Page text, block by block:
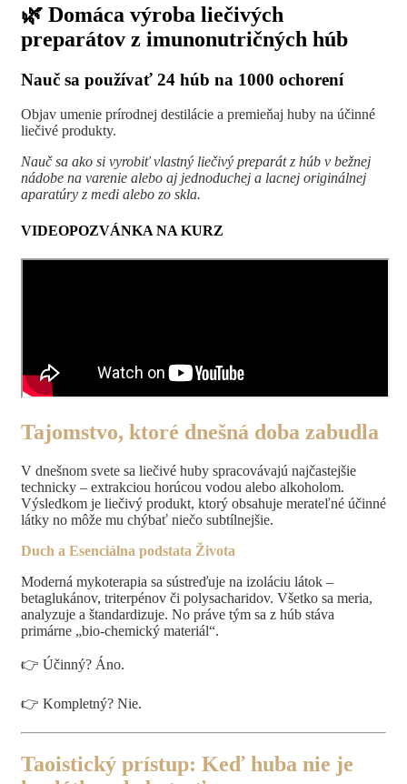
🌿 Domáca výroba liečivých
preparátov z imunonutričných húb
Nauč sa používať 24 húb na 1000 ochorení
Objav umenie prírodnej destilácie a premieňaj huby na účinné
liečivé produkty.
Nauč sa ako si vyrobiť vlastný liečivý preparát z húb v bežnej
nádobe na varenie alebo aj jednoduchej a lacnej originálnej
aparatúry z medi alebo zo skla.
VIDEOPOZVÁNKA NA KURZ
Tajomstvo, ktoré dnešná doba zabudla
V dnešnom svete sa liečivé huby spracovávajú najčastejšie
technicky – extrakciou horúcou vodou alebo alkoholom.
Výsledkom je liečivý produkt, ktorý obsahuje merateľné účinné
látky no môže mu chýbať niečo subtílnejšie.
Duch a Esenciálna podstata Života
Moderná mykoterapia sa sústreďuje na izoláciu látok –
betaglukánov, triterpénov či polysacharidov. Všetko sa meria,
analyzuje a štandardizuje. No práve tým sa z húb stáva
primárne „bio-chemický materiál“.
👉 Účinný? Áno.
👉 Kompletný? Nie.
Taoistický prístup: Keď huba nie je